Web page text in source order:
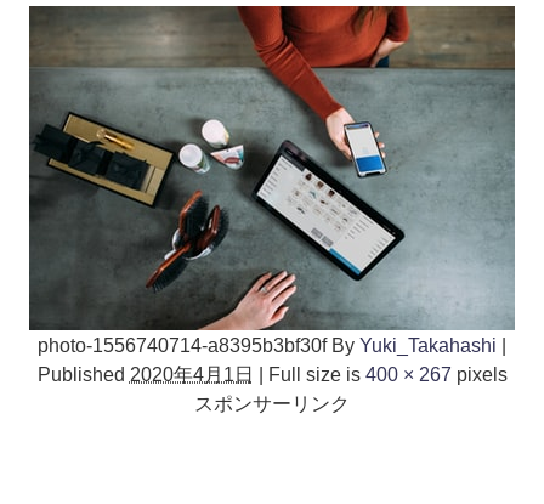
photo-1556740714-a8395b3bf30f By Yuki_Takahashi
Published 2020年4月1日 Full size is 400 × 267 pixels
スポンサーリンク